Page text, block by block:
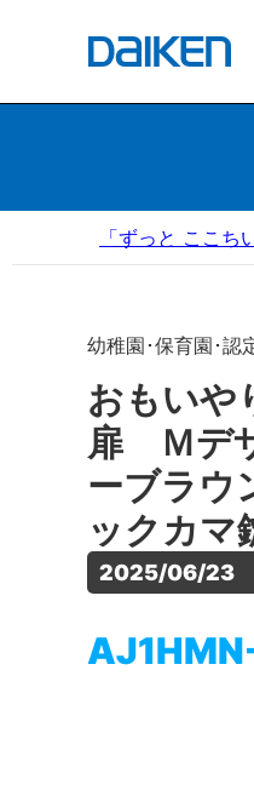
「ずっと ここ
幼稚園･保育園･認
おもい
扉 Ｍデ
ーブラ
ックカ
2025/06/23　